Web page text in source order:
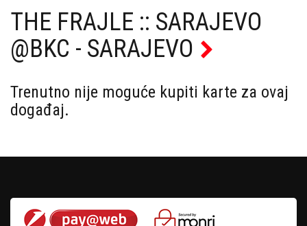
THE FRAJLE :: SARAJEVO
@BKC - SARAJEVO
Trenutno nije moguće kupiti karte za ovaj
događaj.